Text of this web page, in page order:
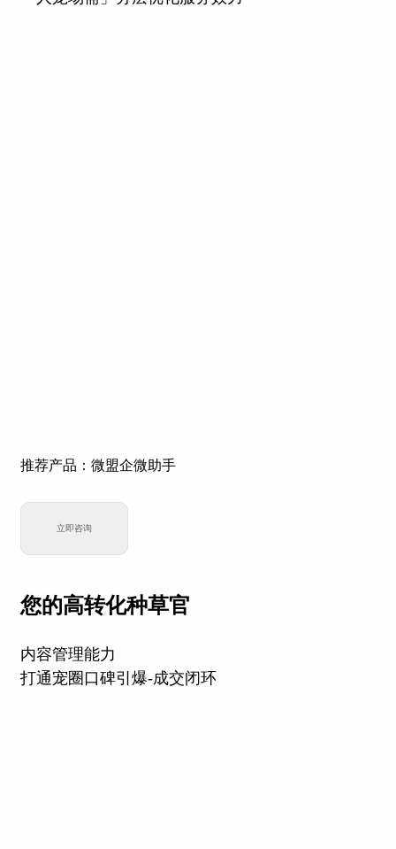
推荐产品：微盟企微助手
立即咨询
您的高转化种草官
内容管理能力
打通宠圈口碑引爆-成交闭环